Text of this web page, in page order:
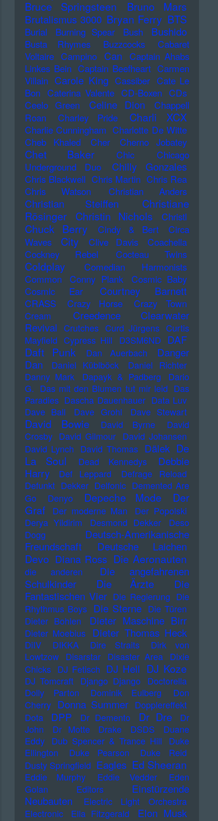
Bruce Springsteen Bruno Mars
Brutalismus 3000 Bryan Ferry BTS
Burial Burning Spear Bush Bushido
Busta Rhymes Buzzcocks
Cabaret
Voltaire Campino Can
Captain Ahabs
Linkes Bein Captain Beefheart Carmen
Villain Carole King Cassiber Cate Le
Bon
Caterina Valente CD-Boxen
CDs
Ceelo Green
Celine Dion
Chappell
Roan
Charley Pride Charli XCX
Charlie Cunningham Charlotte De Witte
Cheb Khaled
Cher Cherno Jobatey
Chet Baker Chic
Chicago
Underground Duo
Chilly Gonzales
Chris Blackwell Chris Martin Chris Rea
Chris Watson
Christian Anders
Christian Steiffen
Christiane
Rösinger
Christin Nichols Christl
Chuck Berry Cindy & Bert
Circa
Waves
City Clive Davis
Coachella
Cockney Rebel
Cocteau Twins
Coldplay
Comedian Harmonists
Common
Conny Plank
Cosmic Baby
Cosmic Ear
Courtney Barnett
CRASS Crazy Horse Crazy Town
Cream
Creedence Clearwater
Revival
Crutches Curd Jürgens Curtis
Mayfield Cypress Hill D3SM6ND DAF
Daft Punk Dan Auerbach
Danger
Dan
Daniel Küblböck
Daniel Richter
Danny Mark
Dapayk & Padberg
Dario
G. Das mit den Blumen tut mir leid Das
Paradies Dascha Dauenhauer Data Luv
Dave Ball
Dave Grohl Dave Stewart
David Bowie David Byrne
David
Crosby David Gilmour David Johansen
David Lynch David Thomas Dälek De
La Soul
Dead Kennedys
Debbie
Harry
Def Leppard
Defrage Reload
Defunkt Dekker Delfonic Demented Are
Go
Denyo Depeche Mode
Der
Graf
Der moderne Man
Der Popolski
Derya Yildirim
Desmond Dekker
Deso
Dogg
Deutsch-Amerikanische
Freundschaft
Deutsche Laichen
Devo Diana Ross Die Aeronauten
die anderen
Die angefahrenen
Schulkinder
Die Ärzte
Die
Fantastischen Vier Die Regierung Die
Rhythmus Boys Die Sterne Die Türen
Dieter Bohlen
Dieter Maschine Birr
Dieter Moebius Dieter Thomas Heck
DiIV DIKKA Dire Straits
Dirk von
Lowtzow
Disarstar Disaster Area
Dixie
Chicks DJ Fetisch DJ Hell DJ Koze
DJ Tomcraft Django Django
Doctorella
Dolly Parton
Dominik Eulberg
Don
Cherry Donna Summer Dopplereffekt
Dota
DPP Dr Demento Dr Dre
Dr
John
Dr Motte Drake DSDS
Duane
Eddy
Dub Spencer & Trance Hill
Duke
Ellington
Duke Pearson
Duke Reid
Dusty Springfield Eagles Ed Sheeran
Eddie Murphy Eddie Vedder
Eden
Golan
Editors
Einstürzende
Neubauten
Electric Light Orchestra
Electronic
Ella Fitzgerald Elon Musk